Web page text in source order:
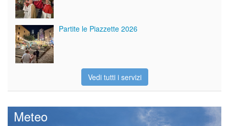
Partite le Piazzette 2026
Vedi tutti i servizi
Meteo